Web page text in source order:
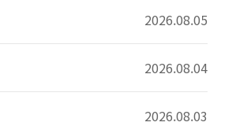
2026.08.05
2026.08.04
2026.08.03